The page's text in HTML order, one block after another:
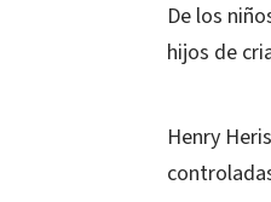
De los
hijos de
Henry